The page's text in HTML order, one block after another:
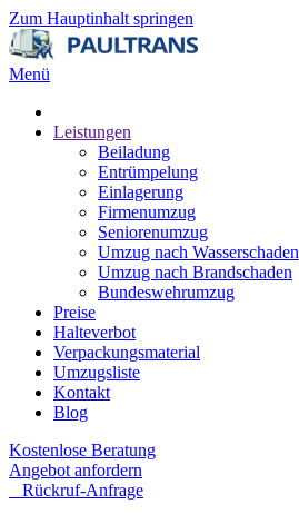
Zum Hauptinhalt springen
Menü
Leistungen
Beiladung
Entrümpelung
Einlagerung
Firmenumzug
Seniorenumzug
Umzug nach Wasserschaden
Umzug nach Brandschaden
Bundeswehrumzug
Preise
Halteverbot
Verpackungsmaterial
Umzugsliste
Kontakt
Blog
Kostenlose Beratung
Angebot anfordern
Rückruf-Anfrage